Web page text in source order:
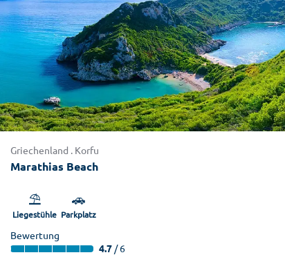
Griechenland . Korfu
Marathias Beach
⛱️
Liegestühle
🚗
Parkplatz
Bewertung
4.7 / 6